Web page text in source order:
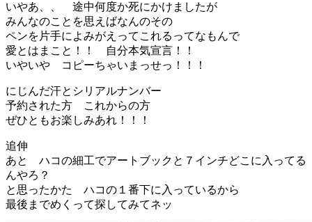
いやあ、、 途中何度か死にかけましたが
みんなのことを思えばなんのその
ペンを片手によみがえってこれるってなもんで
愛とはまこと！！ 自分本気宣言！！
いやいや コピーちゃいまっせっ！！！
にじんだ汗とシリアルナンバー
予約された方 これからの方
ぜひともお楽しみあれ！！！
追伸
あと ハコの細工でアートブックと７インチどこに入ってる
んやろ？
と思ったかた ハコの１番下に入っているから
最後までめくって探してみてネッ